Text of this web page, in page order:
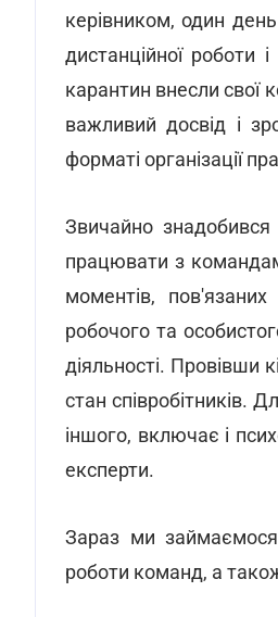
керівником, один
дистанційної роботи
карантин внесли свої
важливий досвід і
форматі організації
Звичайно
працювати з
моментів,
робочого та
діяльності. Провівши
стан співробітників.
іншого, включає і
експерти.
Зараз ми займаємося
роботи команд, а